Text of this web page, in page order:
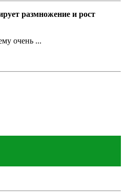
размножение и рост
очень ...